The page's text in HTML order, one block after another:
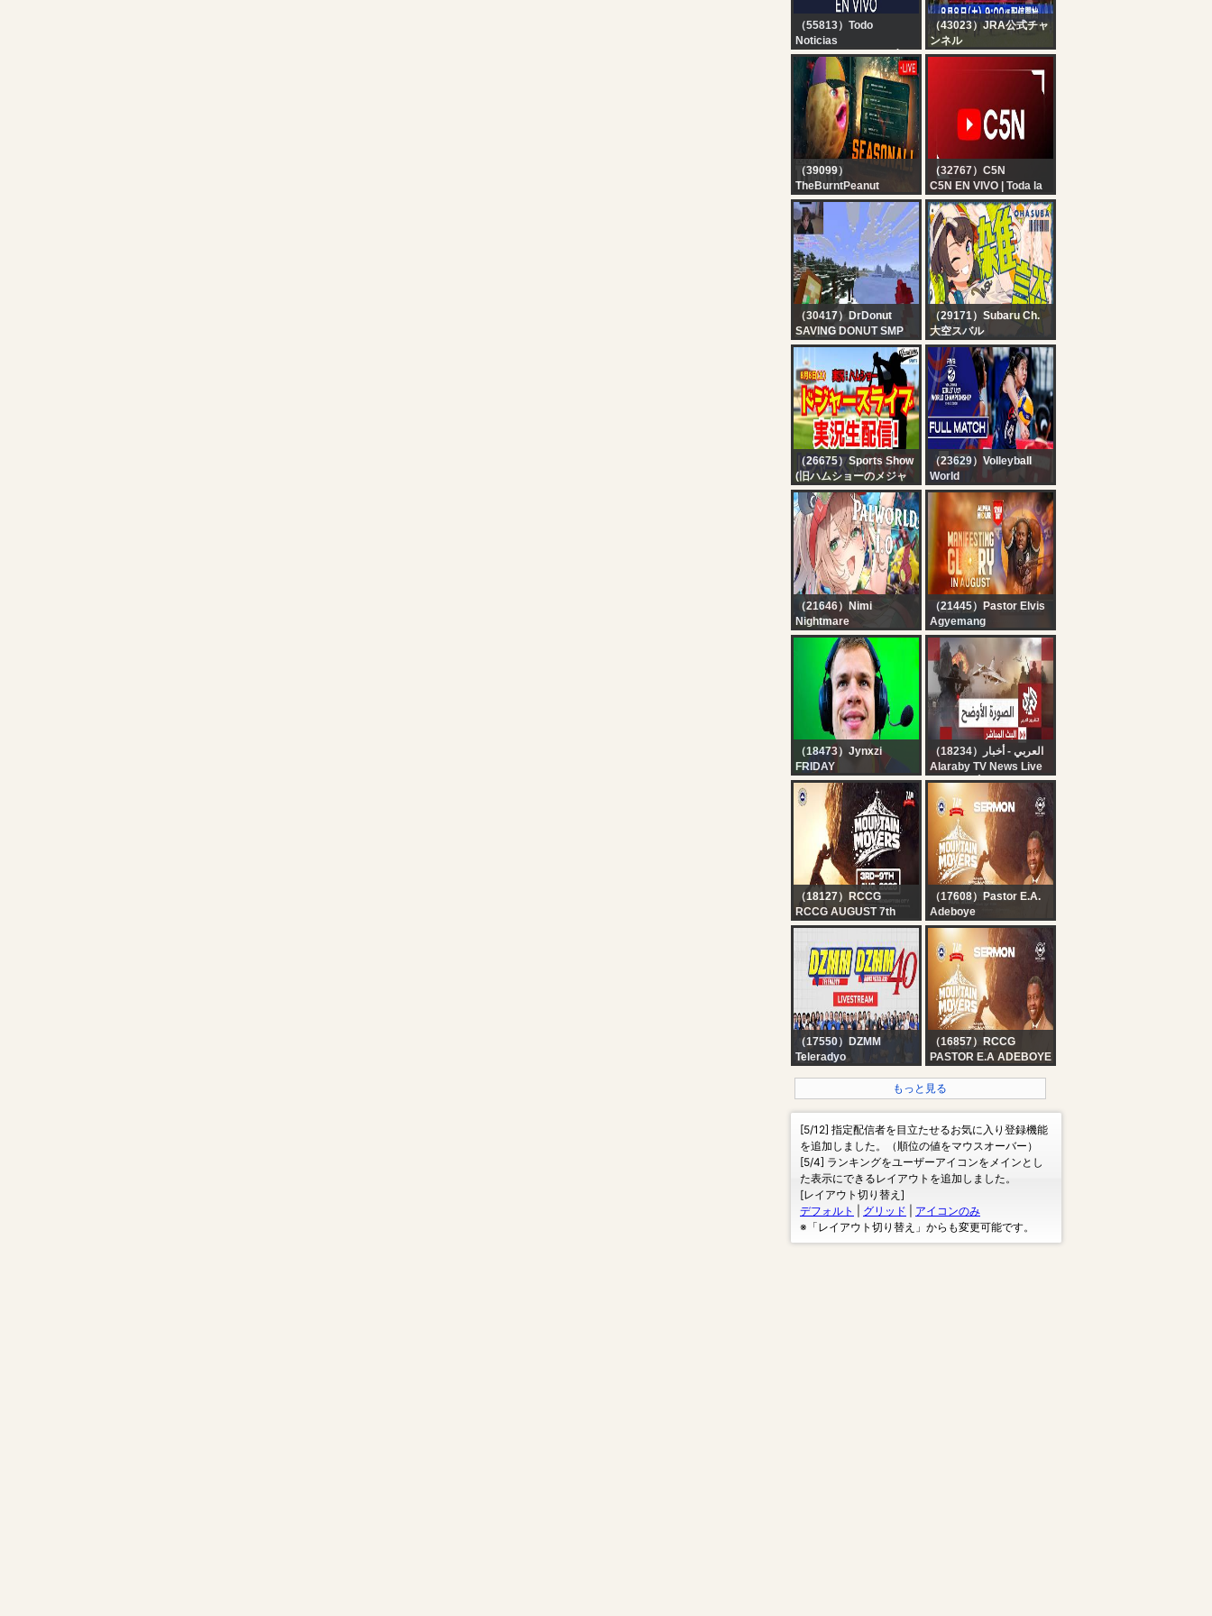
（55813）Todo
Noticias
TN EN VIVO - SEGUÍ LA
TRANSMISIÓN EN VIVO
DE TODO NOTICIAS
（43023）JRA公式チャ
ンネル
【ライブ配信】8月8日
（土曜）中央競馬全レー
（39099）
TheBurntPeanut
?LIVE | TARKOV
SEASONAL | DAY 5 |
LABYRINTH QUEST |
GIMMICK X JOHN |
FREAK BOB FRIDAY |
#BUNGULATE
（32767）C5N
C5N EN VIVO | Toda la
información en un solo
lugar | Seguí la
transmisión las 24
horas
（30417）DrDonut
SAVING DONUT SMP
??
（29171）Subaru Ch.
大空スバル
【#生スバル】おはす
ば！：FREE TALK【ホ
ロライブ/大空スバル】
（26675）Sports Show
(旧ハムショーのメジャ
ー実況ch)
【大谷翔平出場】【ドジ
ャースライブ】ドジャー
ス対Dバックス 佐々木朗
希先発 8/8 【野球ラジオ
調実況】 #大谷翔平 #ド
ジャース
（23629）Volleyball
World
Chile vs. Thailand - Pool
Play | Girls' U17 World
Championship - 2026
（21646）Nimi
Nightmare
【PALWORLD 1.0】 I'm
here to build houses
and steal pals... and I'm
all out of houses
（21445）Pastor Elvis
Agyemang
ALPHA HOUR
EPISODE 1384 ||
MANIFESTING GLORY
IN AUGUST ||
SATURDAY, AUGUST
8TH, 2026
（18473）Jynxzi
FRIDAY
（18234）العربي - أخبار
Alaraby TV News Live
قناة العربي أخبار | البث
الحي المباشر
（18127）RCCG
RCCG AUGUST 7th
2026 | HOLY GHOST
SERVICE
（17608）Pastor E.A.
Adeboye
PASTOR E.A ADEBOYE
| RCCG HOLY GHOST
CONVENTION 2026 -
DAY 5 EVENING
（17550）DZMM
Teleradyo
Teleradyo (08 August
（16857）RCCG
PASTOR E.A ADEBOYE
2026 HOLY GHOST
SERVICE
もっと見る
[5/12] 指定配信者を目立たせるお気に入り登録機能
を追加しました。（順位の値をマウスオーバー）
[5/4] ランキングをユーザーアイコンをメインとし
た表示にできるレイアウトを追加しました。
[レイアウト切り替え]
デフォルト
グリッド
アイコンのみ
※「レイアウト切り替え」からも変更可能です。